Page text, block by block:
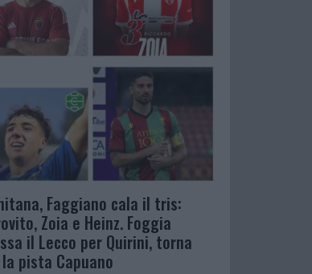
Faggiano cala il tris:
Zoia e Heinz. Foggia
il Lecco per Quirini, torna
pista Capuano